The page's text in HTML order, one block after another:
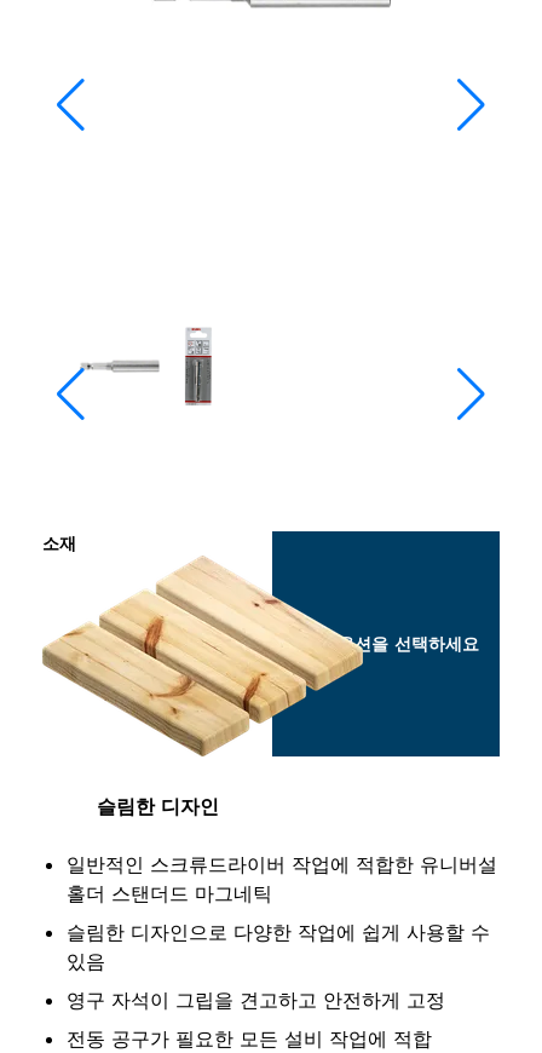
슬림한 디자인
일반적인 스크류드라이버 작업에 적합한 유니버설
홀더 스탠더드 마그네틱
슬림한 디자인으로 다양한 작업에 쉽게 사용할 수
있음
영구 자석이 그립을 견고하고 안전하게 고정
전동 공구가 필요한 모든 설비 작업에 적합
소재
옵션을 선택하세요